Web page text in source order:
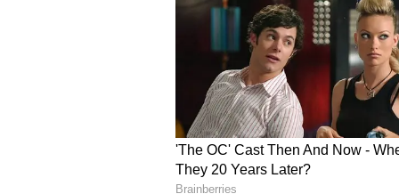
ಆಟೋಮೊಬೈಲ್, ಬಯೋಟೆಕ್ನಾಲಜಿ
ಸೆಂಟರ್ ಆಫ್ ಎಕ್ಸ್‌ಲೆನ್ಸ್‌ ಕೇಂದ್ರಗಳನ್ನು
ಸವಾಲುಗಳಿಗೆ ಕರ್ನಾಟಕ ಸಿದ್ಧವಾಗಲಿದೆ.
ನಿರ್ಮಿಸಲಾಗುತ್ತಿದೆ’ ಎಂದು ಸಚಿವ